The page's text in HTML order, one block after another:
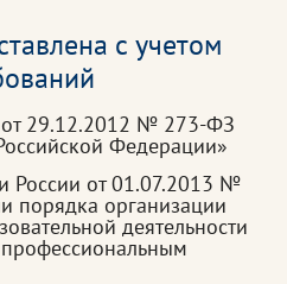
с учетом
29.12.2012 № 273-ФЗ
Федерации»
России от 01.07.2013 №
порядка организации
деятельности